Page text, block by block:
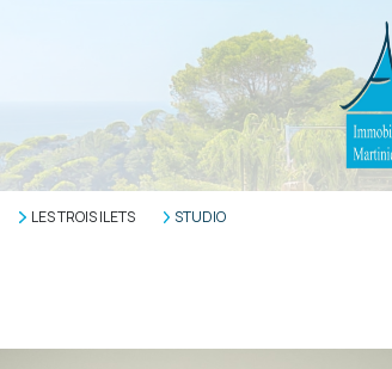
LES TROIS ILETS STUDIO